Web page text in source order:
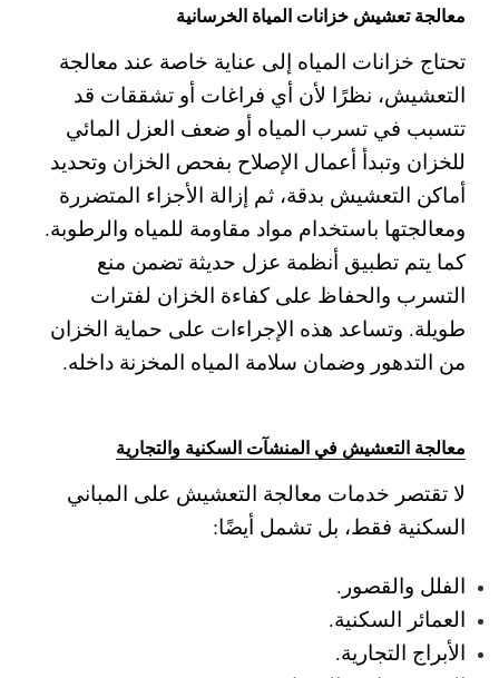
معالجة تعشيش خزانات المياة الخرسانية
تحتاج خزانات المياه إلى عناية خاصة عند معالجة
التعشيش، نظرًا لأن أي فراغات أو تشققات قد
تتسبب في تسرب المياه أو ضعف العزل المائي
للخزان وتبدأ أعمال الإصلاح بفحص الخزان وتحديد
أماكن التعشيش بدقة، ثم إزالة الأجزاء المتضررة
ومعالجتها باستخدام مواد مقاومة للمياه والرطوبة.
كما يتم تطبيق أنظمة عزل حديثة تضمن منع
التسرب والحفاظ على كفاءة الخزان لفترات
طويلة. وتساعد هذه الإجراءات على حماية الخزان
من التدهور وضمان سلامة المياه المخزنة داخله.
معالجة التعشيش في المنشآت السكنية والتجارية
لا تقتصر خدمات معالجة التعشيش على المباني
السكنية فقط، بل تشمل أيضًا:
الفلل والقصور.
العمائر السكنية.
الأبراج التجارية.